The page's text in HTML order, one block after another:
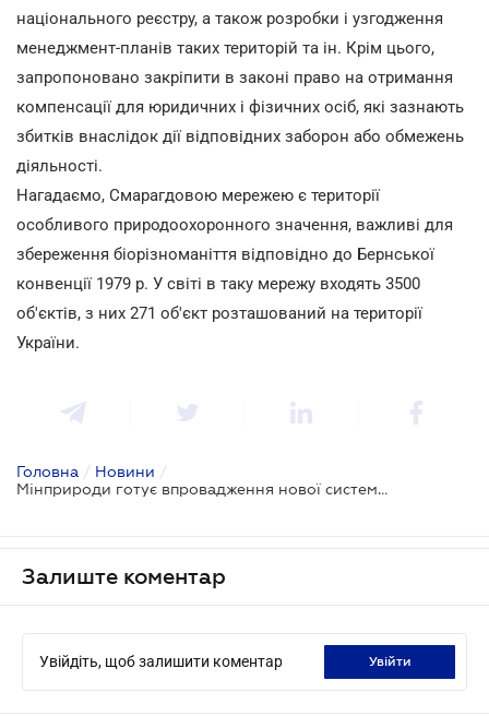
національного реєстру, а також розробки і узгодження
менеджмент-планів таких територій та ін. Крім цього,
запропоновано закріпити в законі право на отримання
компенсації для юридичних і фізичних осіб, які зазнають
збитків внаслідок дії відповідних заборон або обмежень
діяльності.
Нагадаємо, Смарагдовою мережею є території
особливого природоохоронного значення, важливі для
збереження біорізноманіття відповідно до Бернської
конвенції 1979 р. У світі в таку мережу входять 3500
об'єктів, з них 271 об'єкт розташований на території
України.
Головна / Новини /
Мінприроди готує впровадження нової системи управління природоохоронними територіями
Залиште коментар
Увійдіть, щоб залишити коментар увійти